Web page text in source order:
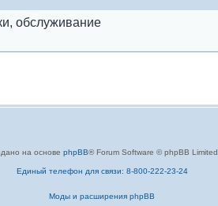
обслуживание
на основе phpBB® Forum Software © phpBB Limited
Единый телефон для связи: 8-800-222-23-24
Моды и расширения phpBB